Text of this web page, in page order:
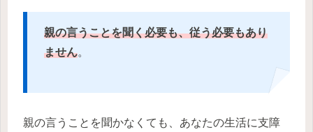
親の言うことを聞く必要も、従う必要もあり
ません。
親の言うことを聞かなくても、あなたの生活に支障